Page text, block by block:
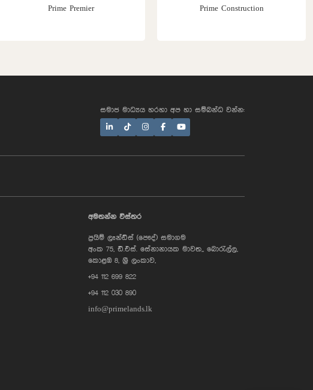
Prime Premier Prime Construction
සමාජ මාධ්‍යය හරහා අප හා සම්බන්ධ වන්න:
අමතන්න විස්තර
ප්‍රයිම් ලෑන්ඩ්ස් (පෞද්) සමාගම
අංක 75, ඩී.එස්. සේනානායක මාවත,, බොරැල්ල,
කොළඹ 8, ශ්‍රී ලංකාව,
+94 112 699 822
+94 112 030 890
info@primelands.lk
Hi, I'm Prime Bee, Your AI
Assistant!
Tap the Call button above to talk
message below and I'll be happy to